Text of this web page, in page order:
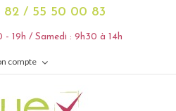
82 / 55 50 00 83
19h / Samedi : 9h30 à 14h
compte